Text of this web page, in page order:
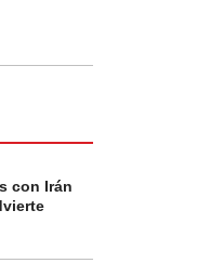
con Irán